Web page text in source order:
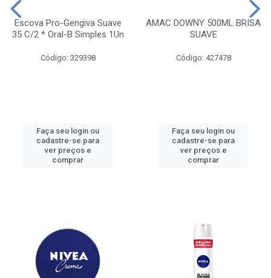
Escova Pro-Gengiva Suave
35 C/2 * Oral-B Simples 1Un
Código: 329398
Faça seu login ou
cadastre-se para
ver preços e
comprar
AMAC DOWNY 500ML BRISA
SUAVE
Código: 427478
Faça seu login ou
cadastre-se para
ver preços e
comprar